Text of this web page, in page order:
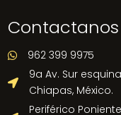
Contactanos
 962 399 9975

9a Av. Sur
Chiapas, México.
Periférico